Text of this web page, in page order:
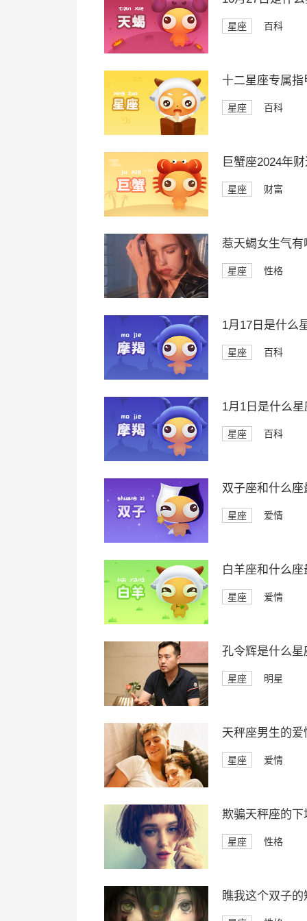
星座 百科
十二星座专属指
星座 百科
巨蟹座2024年
星座 财富
惹天蝎女生气有
星座 性格
1月17日是什么
星座 百科
1月1日是什么星
星座 百科
双子座和什么座
星座 爱情
白羊座和什么座
星座 爱情
孔令辉是什么星
星座 明星
天秤座男生的爱
星座 爱情
欺骗天秤座的下
星座 性格
瞧我这个双子